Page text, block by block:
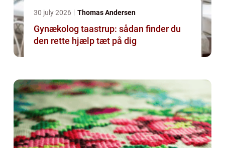
30 july 2026 Thomas Andersen
Gynækolog taastrup: sådan finder du
den rette hjælp tæt på dig